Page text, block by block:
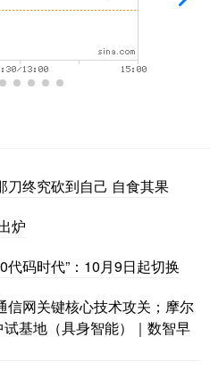
刀终究砍到自己 自食其果
炉
代码时代”：10月9日起切换
信网关键核心技术攻关；摩尔
基地（具身智能）｜数智早